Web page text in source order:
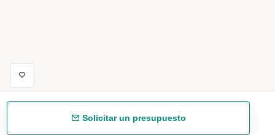
Solicitar un presupuesto